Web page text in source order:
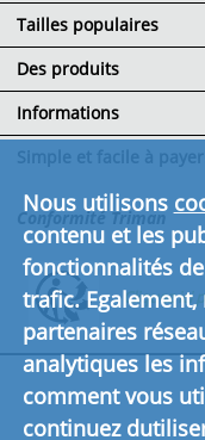
Tailles populaires
Des produits
Informations
Conformité Triman
Cliquez ici
Nous utilisons
contenu et les
fonctionnalités
trafic.
partenaires
analytiques les
comment vous
continuez